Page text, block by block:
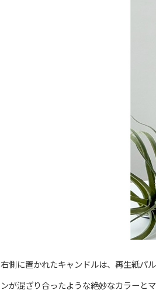
右側に置かれたキャンドルは、再生紙パ
ンが混ざり合ったような絶妙なカラーと